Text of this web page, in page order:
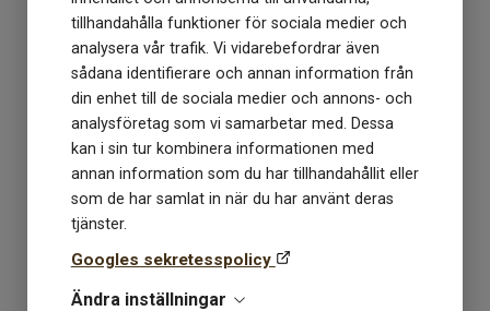
tillhandahålla funktioner för sociala medier och
analysera vår trafik. Vi vidarebefordrar även
sådana identifierare och annan information från
din enhet till de sociala medier och annons- och
analysföretag som vi samarbetar med. Dessa
kan i sin tur kombinera informationen med
annan information som du har tillhandahållit eller
som de har samlat in när du har använt deras
tjänster.
Googles sekretesspolicy
Ändra inställningar